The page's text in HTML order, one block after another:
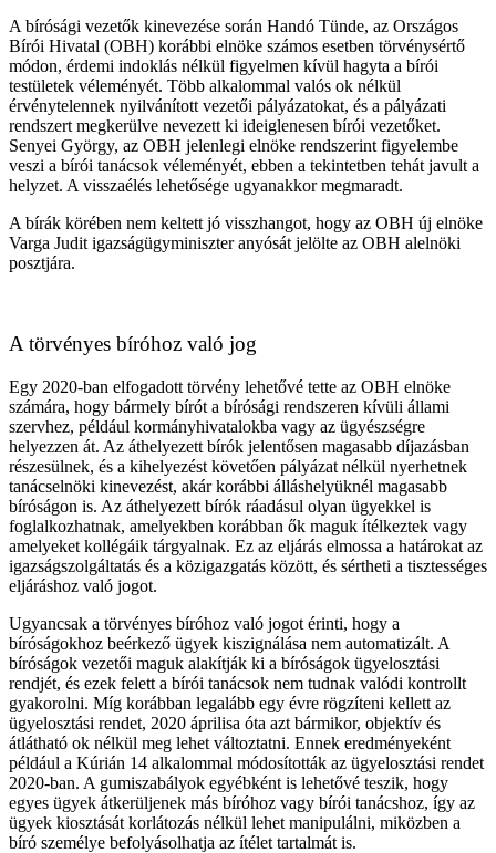
A bírósági vezetők kinevezése során Handó Tünde, az Országos
Bírói Hivatal (OBH) korábbi elnöke számos esetben törvénysértő
módon, érdemi indoklás nélkül figyelmen kívül hagyta a bírói
testületek véleményét. Több alkalommal valós ok nélkül
érvénytelennek nyilvánított vezetői pályázatokat, és a pályázati
rendszert megkerülve nevezett ki ideiglenesen bírói vezetőket.
Senyei György, az OBH jelenlegi elnöke rendszerint figyelembe
veszi a bírói tanácsok véleményét, ebben a tekintetben tehát javult a
helyzet. A visszaélés lehetősége ugyanakkor megmaradt.
A bírák körében nem keltett jó visszhangot, hogy az OBH új elnöke
Varga Judit igazságügyminiszter anyósát jelölte az OBH alelnöki
posztjára.
A törvényes bíróhoz való jog
Egy 2020-ban elfogadott törvény lehetővé tette az OBH elnöke
számára, hogy bármely bírót a bírósági rendszeren kívüli állami
szervhez, például kormányhivatalokba vagy az ügyészségre
helyezzen át. Az áthelyezett bírók jelentősen magasabb díjazásban
részesülnek, és a kihelyezést követően pályázat nélkül nyerhetnek
tanácselnöki kinevezést, akár korábbi álláshelyüknél magasabb
bíróságon is. Az áthelyezett bírók ráadásul olyan ügyekkel is
foglalkozhatnak, amelyekben korábban ők maguk ítélkeztek vagy
amelyeket kollégáik tárgyalnak. Ez az eljárás elmossa a határokat az
igazságszolgáltatás és a közigazgatás között, és sértheti a tisztességes
eljáráshoz való jogot.
Ugyancsak a törvényes bíróhoz való jogot érinti, hogy a
bíróságokhoz beérkező ügyek kiszignálása nem automatizált. A
bíróságok vezetői maguk alakítják ki a bíróságok ügyelosztási
rendjét, és ezek felett a bírói tanácsok nem tudnak valódi kontrollt
gyakorolni. Míg korábban legalább egy évre rögzíteni kellett az
ügyelosztási rendet, 2020 áprilisa óta azt bármikor, objektív és
átlátható ok nélkül meg lehet változtatni. Ennek eredményeként
például a Kúrián 14 alkalommal módosították az ügyelosztási rendet
2020-ban. A gumiszabályok egyébként is lehetővé teszik, hogy
egyes ügyek átkerüljenek más bíróhoz vagy bírói tanácshoz, így az
ügyek kiosztását korlátozás nélkül lehet manipulálni, miközben a
bíró személye befolyásolhatja az ítélet tartalmát is.